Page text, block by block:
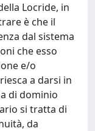
Locride, in
è che il
dal sistema
che esso
e/o
a darsi in
di dominio
si tratta di
da